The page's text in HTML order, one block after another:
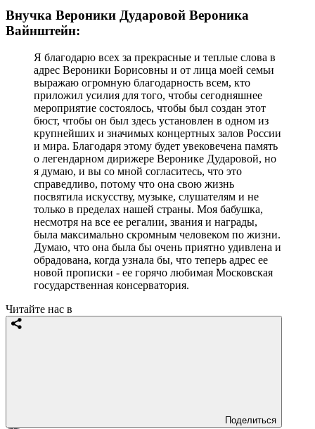
Внучка Вероники Дударовой Вероника
Вайнштейн:
Я благодарю всех за прекрасные и теплые слова в
адрес Вероники Борисовны и от лица моей семьи
выражаю огромную благодарность всем, кто
приложил усилия для того, чтобы сегодняшнее
мероприятие состоялось, чтобы был создан этот
бюст, чтобы он был здесь установлен в одном из
крупнейших и значимых концертных залов России
и мира. Благодаря этому будет увековечена память
о легендарном дирижере Веронике Дударовой, но
я думаю, и вы со мной согласитесь, что это
справедливо, потому что она свою жизнь
посвятила искусству, музыке, слушателям и не
только в пределах нашей страны. Моя бабушка,
несмотря на все ее регалии, звания и награды,
была максимально скромным человеком по жизни.
Думаю, что она была бы очень приятно удивлена и
обрадована, когда узнала бы, что теперь адрес ее
новой прописки - ее горячо любимая Московская
государственная консерватория.
Читайте нас в
Поделиться